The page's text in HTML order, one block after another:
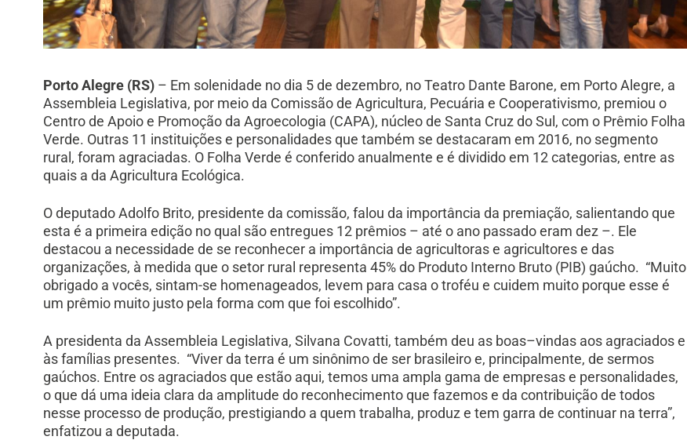
Porto Alegre (RS) – Em solenidade no dia 5 de dezembro, no Teatro Dante Barone, em Porto Alegre, a
Assembleia Legislativa, por meio da Comissão de Agricultura, Pecuária e Cooperativismo, premiou o
Centro de Apoio e Promoção da Agroecologia (CAPA), núcleo de Santa Cruz do Sul, com o Prêmio Folha
Verde. Outras 11 instituições e personalidades que também se destacaram em 2016, no segmento
rural, foram agraciadas. O Folha Verde é conferido anualmente e é dividido em 12 categorias, entre as
quais a da Agricultura Ecológica.
O deputado Adolfo Brito, presidente da comissão, falou da importância da premiação, salientando que
esta é a primeira edição no qual são entregues 12 prêmios – até o ano passado eram dez –. Ele
destacou a necessidade de se reconhecer a importância de agricultoras e agricultores e das
organizações, à medida que o setor rural representa 45% do Produto Interno Bruto (PIB) gaúcho. “Muito
obrigado a vocês, sintam-se homenageados, levem para casa o troféu e cuidem muito porque esse é
um prêmio muito justo pela forma com que foi escolhido”.
A presidenta da Assembleia Legislativa, Silvana Covatti, também deu as boas–vindas aos agraciados e
às famílias presentes. “Viver da terra é um sinônimo de ser brasileiro e, principalmente, de sermos
gaúchos. Entre os agraciados que estão aqui, temos uma ampla gama de empresas e personalidades,
o que dá uma ideia clara da amplitude do reconhecimento que fazemos e da contribuição de todos
nesse processo de produção, prestigiando a quem trabalha, produz e tem garra de continuar na terra”,
enfatizou a deputada.